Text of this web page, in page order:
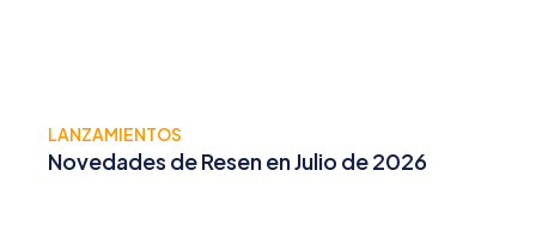
LANZAMIENTOS
Novedades de Resen en Julio de 2026